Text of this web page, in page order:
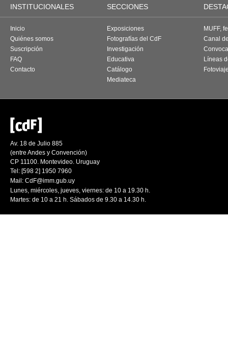
INSTITUCIONALES SECCIONES
Inicio
Quiénes somos
Suscripción
FAQ
Contacto
Exposiciones
Fotografías del CdF
Investigación
Educativa
Catálogo
Mediateca
MUFF,
Canal
Líneas
Av. 18 de Julio 885
(entre Andes y Convención)
CP 11100. Montevideo. Uruguay
Tel: [598 2] 1950 7960
Mail: CdF@imm.gub.uy
Lunes, miércoles, jueves, viernes: de 10 a 19.30 h.
Martes: de 10 a 21 h. Sábados de 9.30 a 14.30 h.